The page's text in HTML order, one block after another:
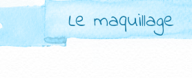
Le maquillage